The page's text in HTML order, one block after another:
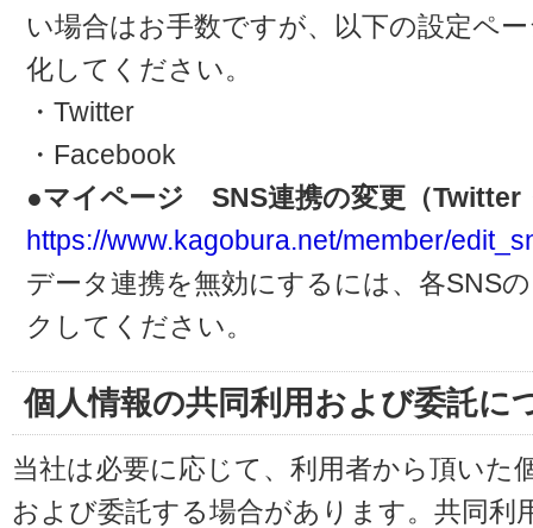
い場合はお手数ですが、以下の設定ペ
化してください。
・Twitter
・Facebook
●マイページ SNS連携の変更（Twitter
https://www.kagobura.net/member/
データ連携を無効にするには、各SNS
クしてください。
個人情報の共同利用および委託に
当社は必要に応じて、利用者から頂いた
および委託する場合があります。共同利